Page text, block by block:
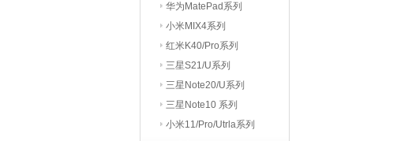
华为MatePad系列
小米MIX4系列
红米K40/Pro系列
三星S21/U系列
三星Note20/U系列
三星Note10 系列
小米11/Pro/Utrla系列